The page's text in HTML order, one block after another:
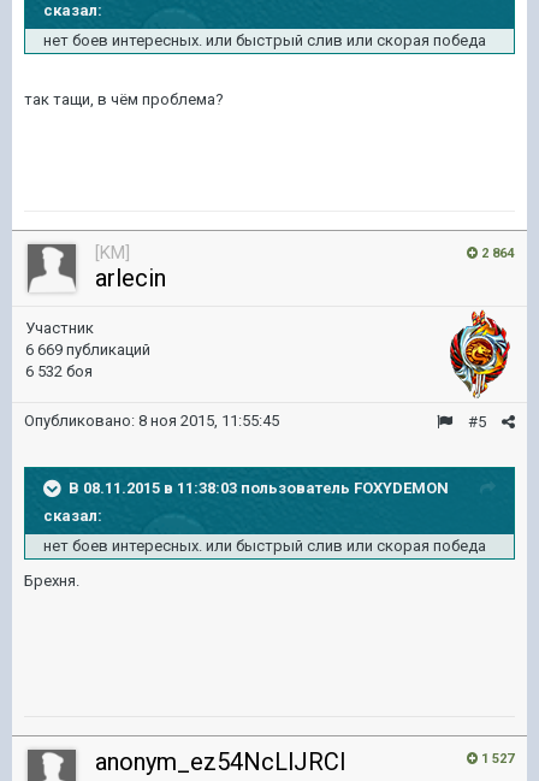
сказал:
нет боев интересных. или быстрый слив или скорая победа
так тащи, в чём проблема?
2 864
[KM]
arlecin
Участник
6 669 публикаций
6 532 боя
#5
Опубликовано: 8 ноя 2015, 11:55:45
В 08.11.2015 в 11:38:03 пользователь FOXYDEMON
сказал:
нет боев интересных. или быстрый слив или скорая победа
Брехня.
1 527
anonym_ez54NcLlJRCl